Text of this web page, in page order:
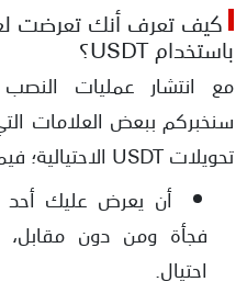
كيف تعرف أنك تعرضت
باستخدام USDT؟
سنخبركم ببعض العلامات
تحويلات USDT الاحتيالية؛ فيما يلي أبرزها:
فجأة ومن دون
احتيال.